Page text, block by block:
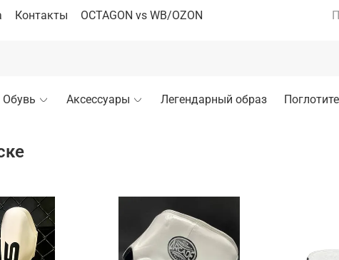
Контакты OCTAGON vs WB/OZON
Обувь Аксессуары Легендарный образ